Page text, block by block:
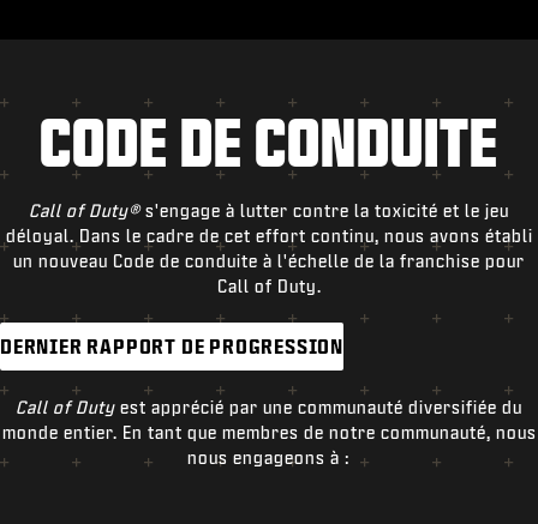
CODE DE CONDUITE
Call of Duty® s'engage à lutter contre la toxicité et le jeu
déloyal. Dans le cadre de cet effort continu, nous avons établi
un nouveau Code de conduite à l'échelle de la franchise pour
Call of Duty.
DERNIER RAPPORT DE PROGRESSION
Call of Duty est apprécié par une communauté diversifiée du
monde entier. En tant que membres de notre communauté, nous
nous engageons à :